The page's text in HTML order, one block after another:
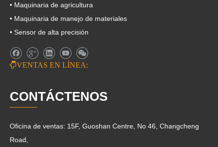
• Maquinaria de agricultura
• Maquinaria de manejo de materiales
• Sensor de alta precisión
VENTAS EN LÍNEA:
CONTÁCTENOS
Oficina de ventas: 15F, Guoshan Centre, No 46, Changcheng
Road,